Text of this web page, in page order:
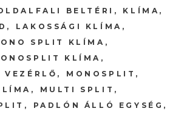
BELTÉRI
KLÍMA
LAKOSSÁGI KLÍMA
SPLIT KLÍMA
KLÍMA
MONOSPLIT
MULTI SPLIT
PADLÓN ÁLLÓ EGYSÉG